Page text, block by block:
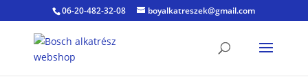
06-20-482-32-08 boyalkatreszek@gmail.com